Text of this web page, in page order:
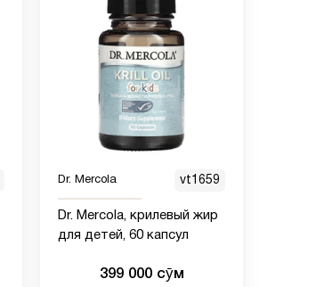
Dr. Mercola vt1659
Dr. Mercola, крилевый жир
для детей, 60 капсул
399 000 сӯм